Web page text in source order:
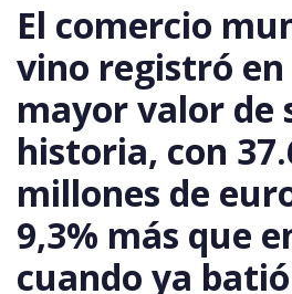
El comercio
vino registró en
mayor valor de
historia, con
millones de
9,3% más que
cuando ya